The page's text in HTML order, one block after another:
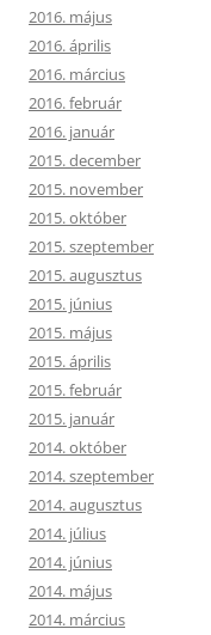
2016. május
2016. április
2016. március
2016. február
2016. január
2015. december
2015. november
2015. október
2015. szeptember
2015. augusztus
2015. június
2015. május
2015. április
2015. február
2015. január
2014. október
2014. szeptember
2014. augusztus
2014. július
2014. június
2014. május
2014. március